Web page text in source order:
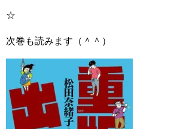
☆
次巻も読みます（＾＾）